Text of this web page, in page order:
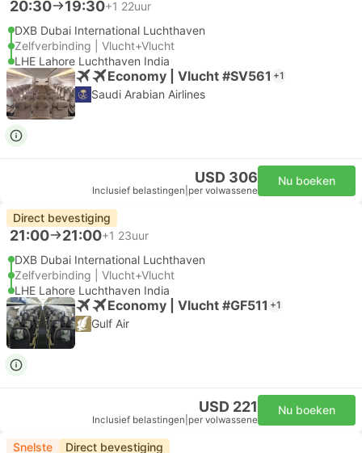
20:30 19:30+1 22uur
DXB Dubai International Luchthaven
Zelfverbinding | Vlucht+Vlucht
LHE Lahore Luchthaven India
Economy | Vlucht #SV561 +1
Saudi Arabian Airlines
USD 306
Inclusief belastingen per volwassene
Nu boeken
Direct bevestiging
21:00 21:00+1 23uur
DXB Dubai International Luchthaven
Zelfverbinding | Vlucht+Vlucht
LHE Lahore Luchthaven India
Economy | Vlucht #GF511 +1
Gulf Air
USD 221
Inclusief belastingen per volwassene
Nu boeken
Snelste Direct bevestiging